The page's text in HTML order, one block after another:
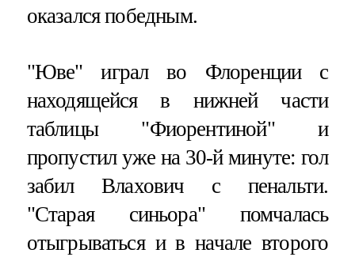
оказался победным.
"Юве" играл во Флоренции с
находящейся в нижней части
таблицы "Фиорентиной" и
пропустил уже на 30-й минуте: гол
забил Влахович с пенальти.
"Старая синьора" помчалась
отыгрываться и в начале второго